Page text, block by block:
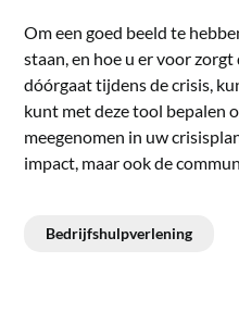
Om een goed beeld te
staan, en hoe u er voor
dóórgaat tijdens de crisis,
kunt met deze tool bepalen
meegenomen in uw
impact, maar ook de
Bedrijfshulpverlening